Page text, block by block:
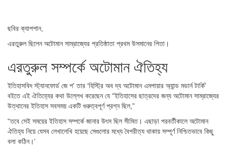
ছবির ক্যাপশান,
এরতুরুল ছিলেন অটোমান সাম্রাজ্যের প্রতিষ্ঠাতা প্রথম উসমানের পিতা।
এরতুরুল সম্পর্কে অটোমান ঐতিহ্য
ইতিহাসবিদ স্ট্যানফোর্ড জে শ’ তার ‘হিস্ট্রি অব দ্য অটোমান এমপায়ার অ্যান্ড মডার্ন টার্কি’
বইতে এই ঐতিহ্যের কথা উল্লেখ করেছেন যে “ইতিহাসের ছাত্রদের জন্য অটোমান সাম্রাজ্যের
উত্থানের ইতিহাস সবসময় একটি গুরুত্বপূর্ণ প্রশ্ন ছিল,”
“তবে সেই সময়ের ইতিহাস সম্পর্কে জানার উৎস ছিল সীমিত। এছাড়া পরবর্তীকালে অটোমান
ঐতিহ্য নিয়ে যেসব লেখালেখি হয়েছে সেগুলোর মধ্যে বৈপরীত্য থাকায় সম্পূর্ণ নিশ্চিতভাবে কিছু
বলা কঠিন।’